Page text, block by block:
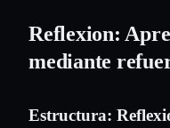
Reflexion:
mediante
Estructura: